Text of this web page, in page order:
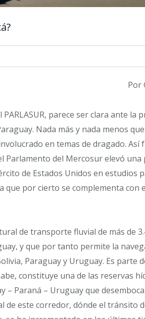
Por
parece ser clara ante la
Nada más y nada menos
en temas de dragado. Así
Parlamento del Mercosur elevó una
de Estados Unidos en estudios
que por cierto se complementa con
de transporte fluvial de más de
y que por tanto permite la
Paraguay y Uruguay. Es parte
constituye una de las reservas
– Paraná – Uruguay que
de este corredor, dónde el tránsito